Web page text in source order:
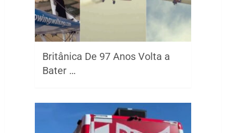
Britânica De 97 Anos Volta a
Bater …